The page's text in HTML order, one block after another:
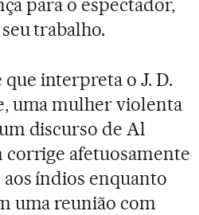
para o espectador,
trabalho.
interpreta o J. D.
uma mulher violenta
discurso de Al
afetuosamente
índios enquanto
uma reunião com